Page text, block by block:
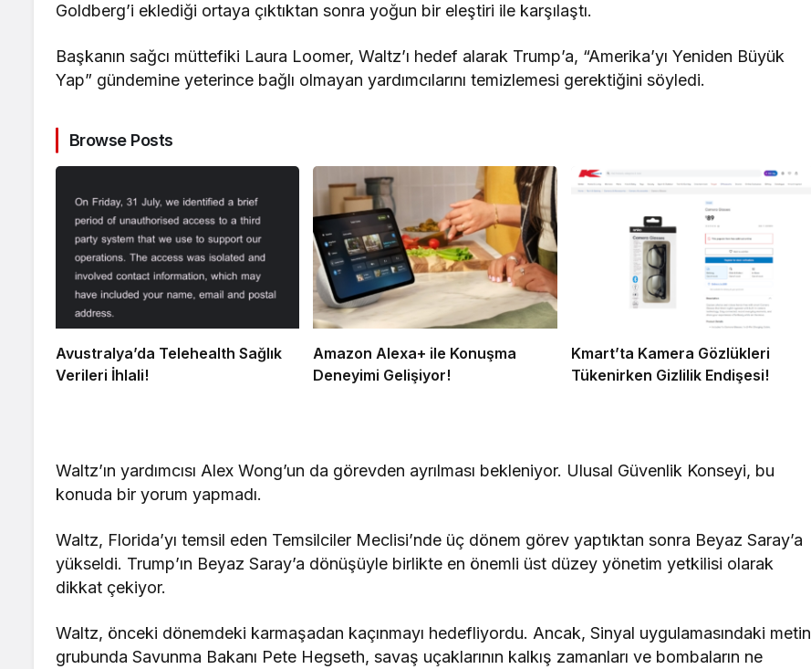
Goldberg’i eklediği ortaya çıktıktan sonra yoğun bir eleştiri ile karşılaştı.
Başkanın sağcı müttefiki Laura Loomer, Waltz’ı hedef alarak Trump’a, “Amerika’yı Yeniden Büyük
Yap” gündemine yeterince bağlı olmayan yardımcılarını temizlemesi gerektiğini söyledi.
Browse Posts
Avustralya’da Telehealth Sağlık
Verileri İhlali!
Amazon Alexa+ ile Konuşma
Deneyimi Gelişiyor!
Kmart’ta Kamera Gözlükleri
Tükenirken Gizlilik Endişesi!
Waltz’ın yardımcısı Alex Wong’un da görevden ayrılması bekleniyor. Ulusal Güvenlik Konseyi, bu
konuda bir yorum yapmadı.
Waltz, Florida’yı temsil eden Temsilciler Meclisi’nde üç dönem görev yaptıktan sonra Beyaz Saray’a
yükseldi. Trump’ın Beyaz Saray’a dönüşüyle birlikte en önemli üst düzey yönetim yetkilisi olarak
dikkat çekiyor.
Waltz, önceki dönemdeki karmaşadan kaçınmayı hedefliyordu. Ancak, Sinyal uygulamasındaki metin
grubunda Savunma Bakanı Pete Hegseth, savaş uçaklarının kalkış zamanları ve bombaların ne